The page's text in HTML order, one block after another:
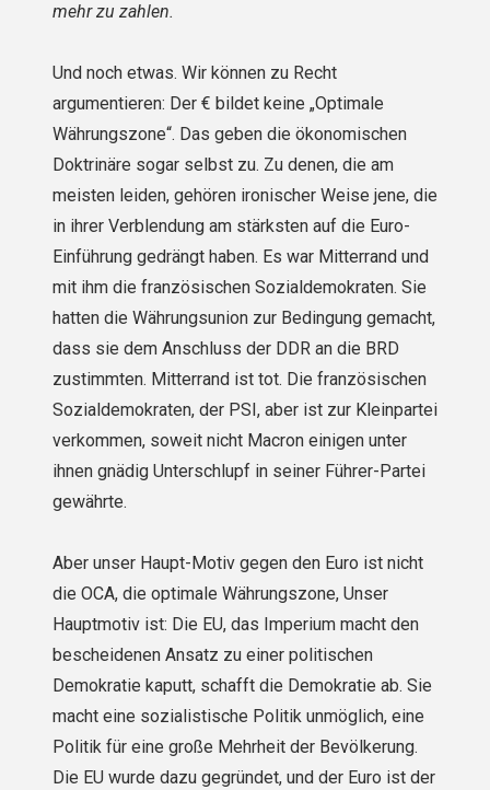
mehr zu zahlen.
Und noch etwas. Wir können zu Recht
argumentieren: Der € bildet keine „Optimale
Währungszone“. Das geben die ökonomischen
Doktrinäre sogar selbst zu. Zu denen, die am
meisten leiden, gehören ironischer Weise jene, die
in ihrer Verblendung am stärksten auf die Euro-
Einführung gedrängt haben. Es war Mitterrand und
mit ihm die französischen Sozialdemokraten. Sie
hatten die Währungsunion zur Bedingung gemacht,
dass sie dem Anschluss der DDR an die BRD
zustimmten. Mitterrand ist tot. Die französischen
Sozialdemokraten, der PSI, aber ist zur Kleinpartei
verkommen, soweit nicht Macron einigen unter
ihnen gnädig Unterschlupf in seiner Führer-Partei
gewährte.
Aber unser Haupt-Motiv gegen den Euro ist nicht
die OCA, die optimale Währungszone, Unser
Hauptmotiv ist: Die EU, das Imperium macht den
bescheidenen Ansatz zu einer politischen
Demokratie kaputt, schafft die Demokratie ab. Sie
macht eine sozialistische Politik unmöglich, eine
Politik für eine große Mehrheit der Bevölkerung.
Die EU wurde dazu gegründet, und der Euro ist der